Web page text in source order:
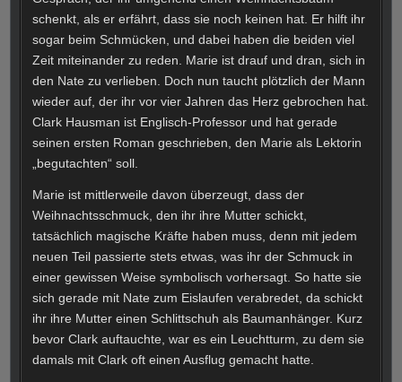
schenkt, als er erfährt, dass sie noch keinen hat. Er hilft ihr
sogar beim Schmücken, und dabei haben die beiden viel
Zeit miteinander zu reden. Marie ist drauf und dran, sich in
den Nate zu verlieben. Doch nun taucht plötzlich der Mann
wieder auf, der ihr vor vier Jahren das Herz gebrochen hat.
Clark Hausman ist Englisch-Professor und hat gerade
seinen ersten Roman geschrieben, den Marie als Lektorin
„begutachten“ soll.
Marie ist mittlerweile davon überzeugt, dass der
Weihnachtsschmuck, den ihr ihre Mutter schickt,
tatsächlich magische Kräfte haben muss, denn mit jedem
neuen Teil passierte stets etwas, was ihr der Schmuck in
einer gewissen Weise symbolisch vorhersagt. So hatte sie
sich gerade mit Nate zum Eislaufen verabredet, da schickt
ihr ihre Mutter einen Schlittschuh als Baumanhänger. Kurz
bevor Clark auftauchte, war es ein Leuchtturm, zu dem sie
damals mit Clark oft einen Ausflug gemacht hatte.